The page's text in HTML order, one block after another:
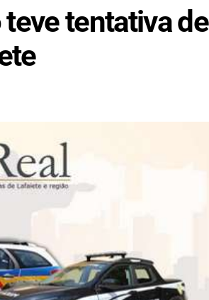
tentativa de